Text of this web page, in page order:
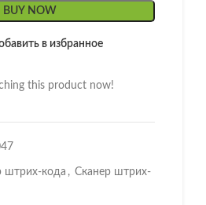
BUY NOW
в избранное
this product now!
штрих-кода , Сканер штрих-